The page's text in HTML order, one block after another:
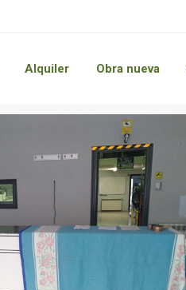
Alquiler Obra nueva